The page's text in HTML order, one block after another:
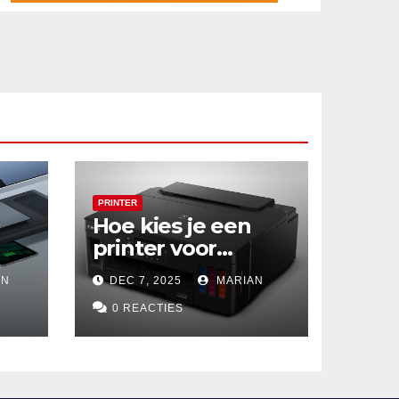
PRINTER
Hoe kies je een
printer voor
thuisgebruik?
Deze drie
draadloze
modellen zijn écht
DEC 7, 2025 MARIAN
0 REACTIES